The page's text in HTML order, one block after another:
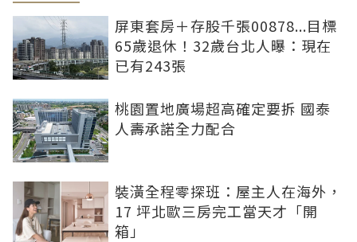
屏東套房＋存股千張00878...目標
65歲退休！32歲台北人曝：現在
已有243張
桃園置地廣場超高確定要拆 國泰
人壽承諾全力配合
裝潢全程零探班：屋主人在海外，
17 坪北歐三房完工當天才「開
箱」